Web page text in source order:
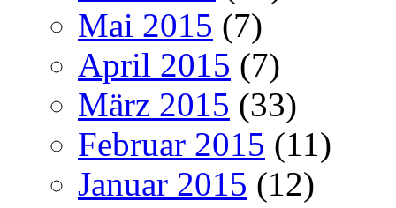
Mai 2015 (7)
April 2015 (7)
März 2015 (33)
Februar 2015 (11)
Januar 2015 (12)